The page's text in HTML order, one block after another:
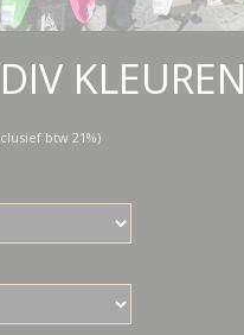
KLEUREN
btw 21%)